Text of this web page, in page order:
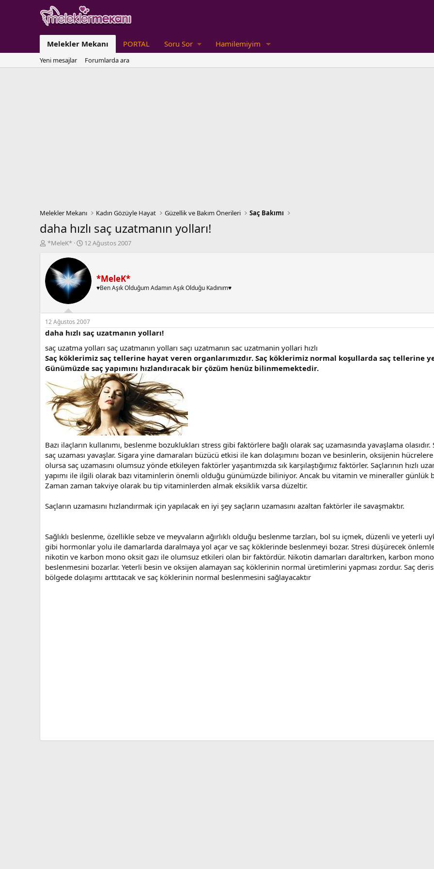
Melekler Mekanı PORTAL Soru Sor Hamilemiyim
Yeni mesajlar Forumlarda ara
Melekler Mekanı Kadın Gözüyle Hayat Güzellik ve Bakım Önerileri Saç Bakımı
daha hızlı saç uzatmanın yolları!
K
b
u
a
ş
l
a
t
a
n
*MeleK*
B
l
g
ç
t
a
r
i
h
i
12 Ağustos 2007
*MeleK*
♥Ben Aşık Olduğum Adamın Aşık Olduğu Kadınım♥
12 Ağustos 2007
daha hızlı saç uzatmanın yolları!
saç uzatma yolları saç uzatmanın yolları saçı uzatmanın sac uzatmanin yollari hızlı
Saç köklerimiz saç tellerine hayat veren organlarımızdır. Saç köklerimiz normal koşullarda saç tellerine
Günümüzde saç yapımını hızlandıracak bir çözüm henüz bilinmemektedir.
Bazı ilaçların kullanımı, beslenme bozuklukları stress gibi faktörlere bağlı olarak saç uzamasında yavaşlama
saç uzaması yavaşlar. Sigara yine damaraları büzücü etkisi ile kan dolaşımını bozan ve besinlerin, oksijenin
olursa saç uzamasını olumsuz yönde etkileyen faktörler yaşantımızda sık karşılaştığımız faktörler. Saçlarının hızlı
yapımı ile ilgili olarak bazı vitaminlerin önemli olduğu günümüzde biliniyor. Ancak bu vitamin ve mineraller günlük
Zaman zaman takviye olarak bu tip vitaminlerden almak eksiklik varsa düzeltir.
Saçların uzamasını hızlandırmak için yapılacak en iyi şey saçların uzamasını azaltan faktörler ile savaşmaktır.
Sağlıklı beslenme, özellikle sebze ve meyvaların ağırlıklı olduğu beslenme tarzları, bol su içmek, düzenli ve yeterli
gibi hormonlar yolu ile damarlarda daralmaya yol açar ve saç köklerinde beslenmeyi bozar. Stresi düşürecek
nikotin ve karbon mono oksit gazı ile olumsuz etkileri olan bir faktördür. Nikotin damarları daraltırken, karbon mono
beslenmesini bozarlar. Yeterli besin ve oksijen alamayan saç köklerinin normal üretimlerini yapması zordur. Saç
bölgede dolaşımı arttıtacak ve saç köklerinin normal beslenmesini sağlayacaktır